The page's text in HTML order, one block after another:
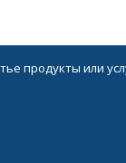
продукты или